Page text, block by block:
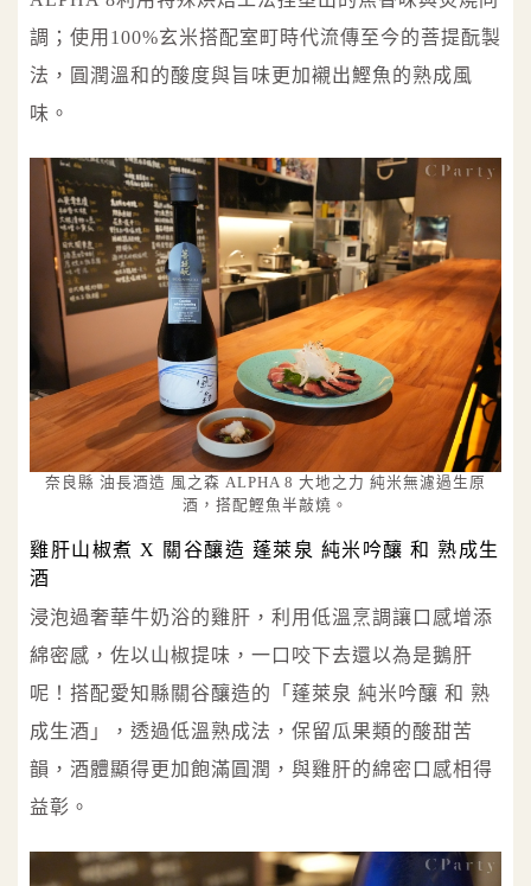
調；使用100%玄米搭配室町時代流傳至今的菩提酛製
法，圓潤溫和的酸度與旨味更加襯出鰹魚的熟成風
味。
奈良縣 油長酒造 風之森 ALPHA 8 大地之力 純米無濾過生原
酒，搭配鰹魚半敲燒。
雞肝山椒煮 X 關谷釀造 蓬萊泉 純米吟釀 和 熟成生
酒
浸泡過奢華牛奶浴的雞肝，利用低溫烹調讓口感增添
綿密感，佐以山椒提味，一口咬下去還以為是鵝肝
呢！搭配愛知縣關谷釀造的「蓬萊泉 純米吟釀 和 熟
成生酒」，透過低溫熟成法，保留瓜果類的酸甜苦
韻，酒體顯得更加飽滿圓潤，與雞肝的綿密口感相得
益彰。